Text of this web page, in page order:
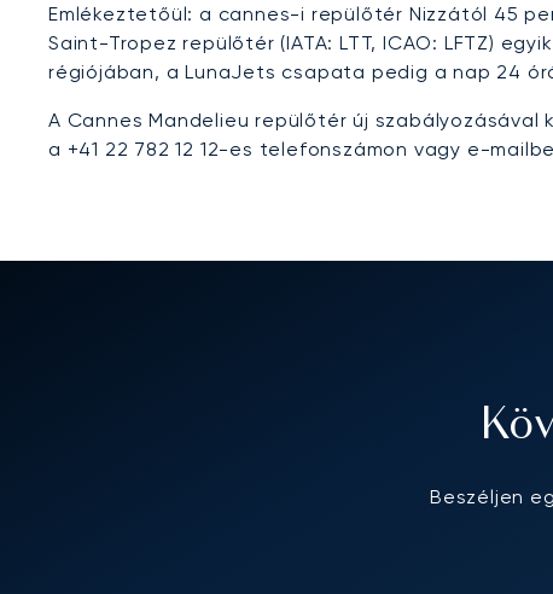
Emlékeztetőül: a cannes-i repülőtér Nizzától 45
Saint-Tropez repülőtér (IATA: LTT, ICAO: LFTZ)
régiójában, a LunaJets csapata pedig a nap 24
A Cannes Mandelieu repülőtér új
a +41 22 782 12 12-es telefonszámon vagy e-
Beszéljen